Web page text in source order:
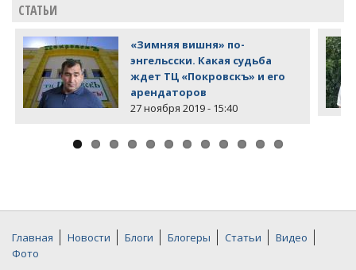
СТАТЬИ
«Зимняя вишня» по-
энгельсски. Какая судьба
ждет ТЦ «Покровскъ» и его
арендаторов
27 ноября 2019 - 15:40
Главная Новости Блоги Блогеры Статьи
Видео
Фото